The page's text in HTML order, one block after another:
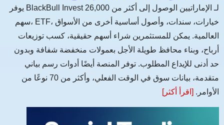
يوفر BlackBull Invest لـ الإماراتيين الوصول إلى أكثر من 26,000
سهم، ETF، خيارات، سندات، وأصول أساسية أخرى من الأسواق
العالمية. يمكن للمستثمرين شراء أسهم حقيقية، كسب توزيعات
أرباح، وبناء محافظ طويلة الأجل بعمولات منخفضة شفافة وبدون
حد أدنى للإيداع المطلوب. توفر المنصة أيضًا أدوات رسم بياني
متقدمة، بيانات سوق في الوقت الفعلي، وأكثر من 70 نوعًا من
الأوامر. [اقرأ أكثر]